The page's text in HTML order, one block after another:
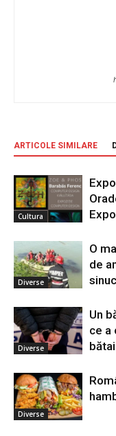
ARTICOLE SIMILARE
Cultura
Diverse
O
de
Diverse
Un
ce a
Diverse